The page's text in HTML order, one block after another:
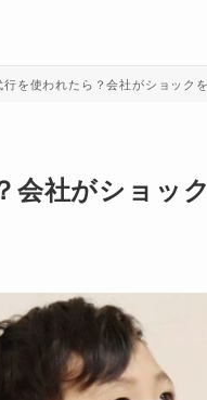
行を使われたら？会社がショック
会社がショッ